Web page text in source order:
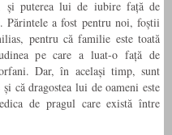
și puterea lui de iubire față de
a fost pentru noi, foștii
pentru că familie este toată
pe care a luat-o față de
Dar, în același timp, sunt
că dragostea lui de oameni este
de pragul care există între